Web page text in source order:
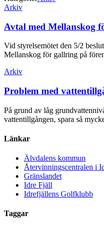
Inläggsnavigering
Arkiv
Avtal med Mellanskog
Vid styrelsemötet den 5/2
Mellanskog för gallring på
Arkiv
Problem med
På grund av låg
vattentillgången, spara så
Länkar
Älvdalens kommun
Återvinningscentralen i
Gränslandet
Idre Fjäll
Idrefjällens Golfklubb
Taggar